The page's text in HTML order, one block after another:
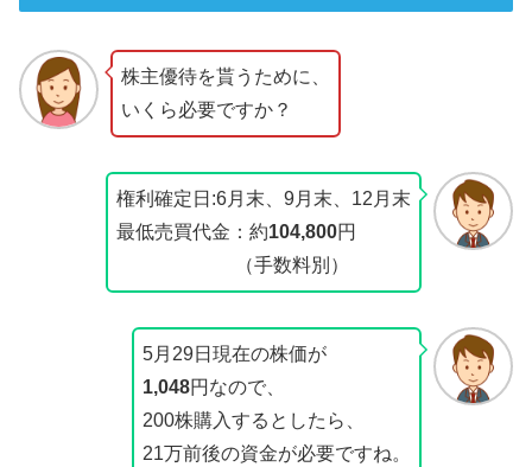
株主優待を貰うために、
いくら必要ですか？
権利確定日:6月末、9月末、12月末
最低売買代金：約104,800円
（手数料別）
5月29日現在の株価が
1,048円なので、
200株購入するとしたら、
21万前後の資金が必要ですね。